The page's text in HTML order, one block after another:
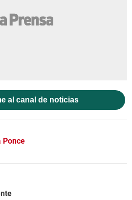
al canal de noticias
Ponce